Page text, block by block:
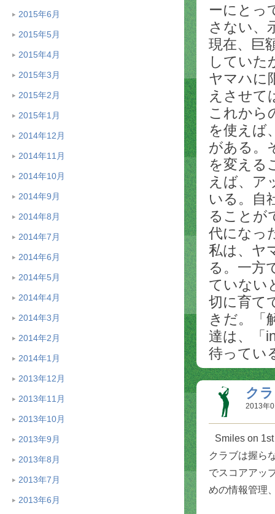
2015年6月
2015年5月
2015年4月
2015年3月
2015年2月
2015年1月
2014年12月
2014年11月
2014年10月
2014年9月
2014年8月
2014年7月
2014年6月
2014年5月
2014年4月
2014年3月
2014年2月
2014年1月
2013年12月
2013年11月
2013年10月
2013年9月
2013年8月
2013年7月
2013年6月
ーにとっ
さない、
現在、巨
していた
ヤマハに
えさせて
これから
を使えば
がある。
を変える
えば、ア
いる。自
ることが
代になっ
私は、ヤ
る。一方
ていない
切に育て
きだ。「
達は、「
待ってい
ク
2013年
Smiles on
クラブは握ら
でスコアアッ
めの情報管理